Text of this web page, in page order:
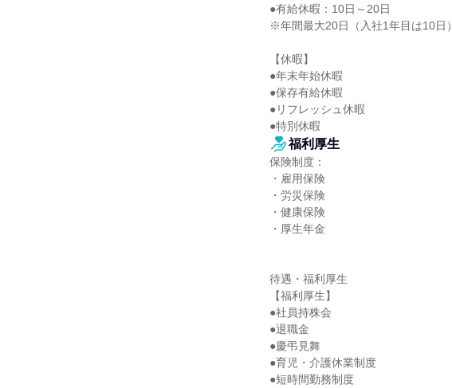
●有給休暇：10日～20日
※年間最大20日（入社1年目は10日）
【休暇】
●年末年始休暇
●保存有給休暇
●リフレッシュ休暇
●特別休暇
福利厚生
保険制度：
・雇用保険
・労災保険
・健康保険
・厚生年金
待遇・福利厚生
【福利厚生】
●社員持株会
●退職金
●慶弔見舞
●育児・介護休業制度
●短時間勤務制度